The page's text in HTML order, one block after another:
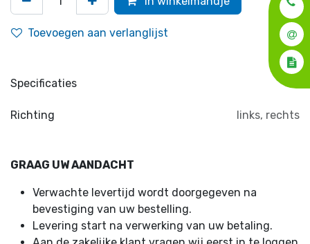
Toevoegen aan verlanglijst
Specificaties
Richting links, rechts
GRAAG UW AANDACHT
Verwachte levertijd wordt doorgegeven na
bevestiging van uw bestelling.
Levering start na verwerking van uw betaling.